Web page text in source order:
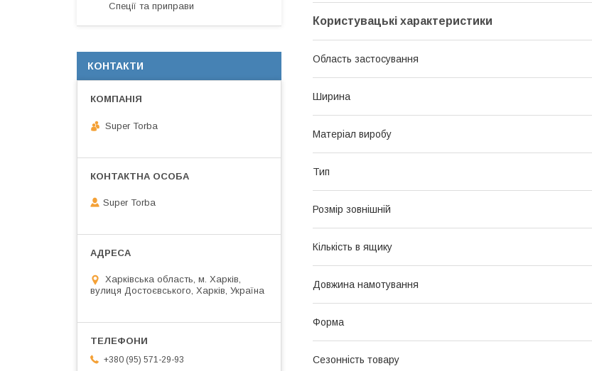
Користувацькі характеристики
Область застосування
Ширина
Матеріал виробу
Тип
Розмір зовнішній
Кількість в ящику
Довжина намотування
Форма
Сезонність товару
Спеції та приправи
КОНТАКТИ
Super Torba
Super Torba
Харківська область, м. Харків,
вулиця Достоєвського, Харків, Україна
+380 (95) 571-29-93